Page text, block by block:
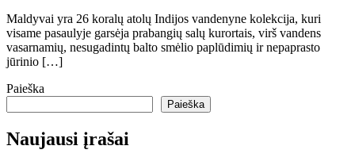
Maldyvai yra 26 koralų atolų Indijos vandenyne kolekcija, kuri
visame pasaulyje garsėja prabangių salų kurortais, virš vandens
vasarnamių, nesugadintų balto smėlio paplūdimių ir nepaprasto
jūrinio […]
Paieška
Paieška
Naujausi įrašai